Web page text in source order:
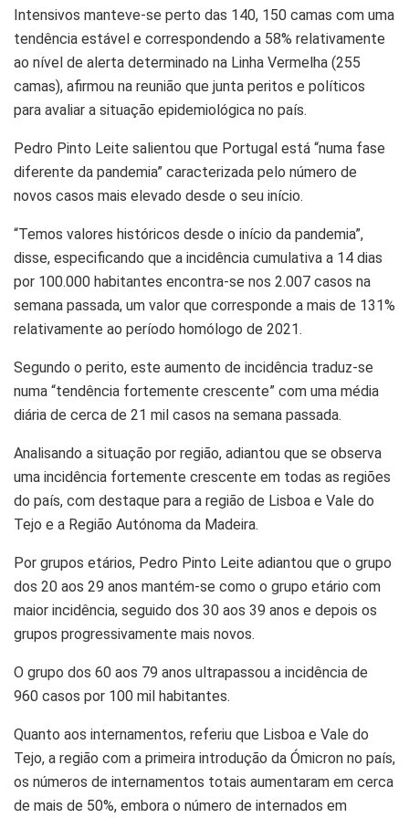
Intensivos manteve-se perto das 140, 150 camas com uma
tendência estável e correspondendo a 58% relativamente
ao nível de alerta determinado na Linha Vermelha (255
camas), afirmou na reunião que junta peritos e políticos
para avaliar a situação epidemiológica no país.
Pedro Pinto Leite salientou que Portugal está “numa fase
diferente da pandemia” caracterizada pelo número de
novos casos mais elevado desde o seu início.
“Temos valores históricos desde o início da pandemia”,
disse, especificando que a incidência cumulativa a 14 dias
por 100.000 habitantes encontra-se nos 2.007 casos na
semana passada, um valor que corresponde a mais de 131%
relativamente ao período homólogo de 2021.
Segundo o perito, este aumento de incidência traduz-se
numa “tendência fortemente crescente” com uma média
diária de cerca de 21 mil casos na semana passada.
Analisando a situação por região, adiantou que se observa
uma incidência fortemente crescente em todas as regiões
do país, com destaque para a região de Lisboa e Vale do
Tejo e a Região Autónoma da Madeira.
Por grupos etários, Pedro Pinto Leite adiantou que o grupo
dos 20 aos 29 anos mantém-se como o grupo etário com
maior incidência, seguido dos 30 aos 39 anos e depois os
grupos progressivamente mais novos.
O grupo dos 60 aos 79 anos ultrapassou a incidência de
960 casos por 100 mil habitantes.
Quanto aos internamentos, referiu que Lisboa e Vale do
Tejo, a região com a primeira introdução da Ómicron no país,
os números de internamentos totais aumentaram em cerca
de mais de 50%, embora o número de internados em